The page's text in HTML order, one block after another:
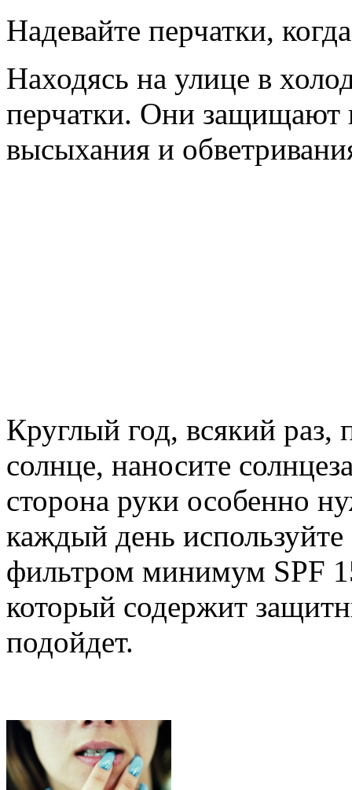
Надевайте перчатки,
Находясь на улице в
перчатки. Они защищают
высыхания и
Круглый год, всякий раз,
солнце, наносите
сторона руки особенно
каждый день
фильтром минимум SPF
который содержит
подойдет.